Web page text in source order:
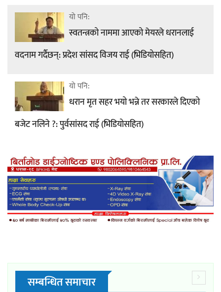
यो पनि:
स्वतन्त्रको नाममा आएको मेयरले धरानलाई
वदनाम गर्दैछन्: प्रदेश सांसद विजय राई (भिडियोसहित)
यो पनि:
धरान मृत सहर भयो भन्ने तर सरकारले दिएको
बजेट नलिने ?: पुर्वसांसद राई (भिडियोसहित)
सम्बन्धित समाचार